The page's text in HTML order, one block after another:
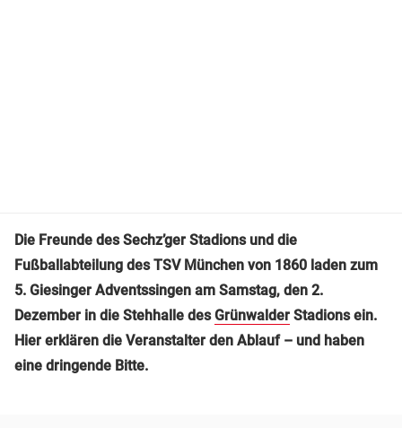
Die Freunde des Sechz’ger Stadions und die
Fußballabteilung des TSV München von 1860 laden zum
5. Giesinger Adventssingen am Samstag, den 2.
Dezember in die Stehhalle desGrünwalder Stadions ein.
Hier erklären die Veranstalter den Ablauf – und haben
eine dringende Bitte.